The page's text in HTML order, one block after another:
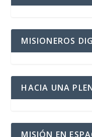
MISIONEROS
HACIA UNA
MISIÓN EN